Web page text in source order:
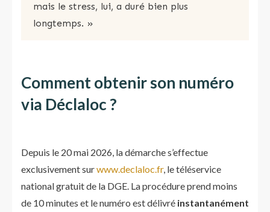
mais le stress, lui, a duré bien plus
longtemps. »
Comment obtenir son numéro
via Déclaloc ?
Depuis le 20 mai 2026, la démarche s’effectue
exclusivement surwww.declaloc.fr, le téléservice
national gratuit de la DGE. La procédure prend moins
de 10 minutes et le numéro est délivré instantanément